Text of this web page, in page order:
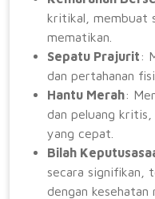
kritikal, membuat
mematikan.
Sepatu Prajurit:
dan pertahanan
Hantu Merah:
dan peluang kritis,
yang cepat.
Bilah
secara signifikan,
dengan kesehatan